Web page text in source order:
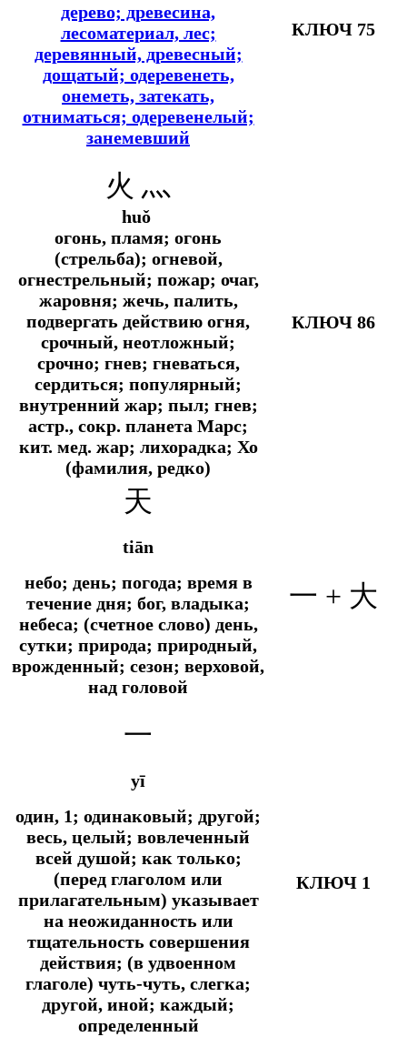
дерево; древесина,
лесоматериал, лес;
деревянный, древесный;
дощатый; одеревенеть,
онеметь, затекать,
отниматься; одеревенелый;
занемевший
КЛЮЧ 75
火 灬
huǒ
огонь, пламя; огонь
(стрельба); огневой,
огнестрельный; пожар; очаг,
жаровня; жечь, палить,
подвергать действию огня,
срочный, неотложный;
срочно; гнев; гневаться,
сердиться; популярный;
внутренний жар; пыл; гнев;
астр., сокр. планета Марс;
кит. мед. жар; лихорадка; Хо
(фамилия, редко)
КЛЮЧ 86
天
tiān
небо; день; погода; время в
течение дня; бог, владыка;
небеса; (счетное слово) день,
сутки; природа; природный,
врожденный; сезон; верховой,
над головой
一 + 大
一
yī
один, 1; одинаковый; другой;
весь, целый; вовлеченный
всей душой; как только;
(перед глаголом или
прилагательным) указывает
на неожиданность или
тщательность совершения
действия; (в удвоенном
глаголе) чуть-чуть, слегка;
другой, иной; каждый;
определенный
КЛЮЧ 1